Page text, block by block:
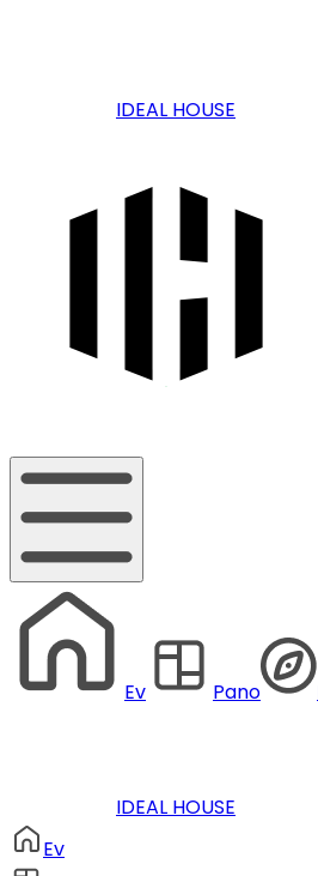
IDEAL HOUSE
Ev Pano
IDEAL HOUSE
Ev